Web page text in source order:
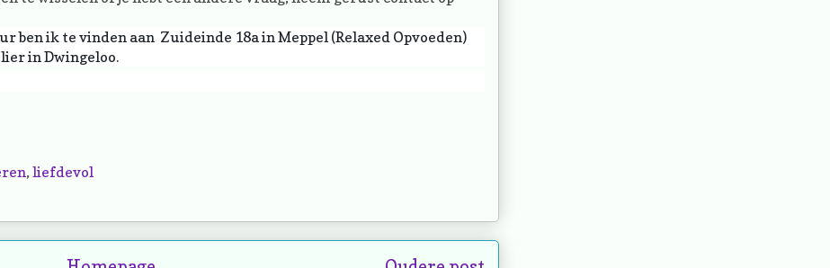
ben ik te vinden aan Zuideinde 18a in Meppel (Relaxed Opvoeden)
in Dwingeloo.
, liefdevol